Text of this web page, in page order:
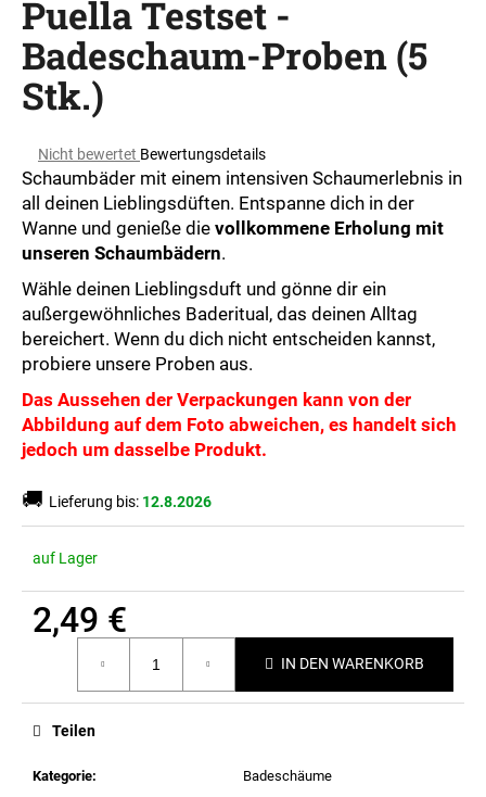
Puella Testset -
Badeschaum-Proben (5
Stk.)
Die
durchschnittliche
Produktbewertung
ist
0,0
von
Sternen.
Nicht bewertet Bewertungsdetails
Schaumbäder mit einem intensiven Schaumerlebnis in
all deinen Lieblingsdüften. Entspanne dich in der
Wanne und genieße die vollkommene Erholung mit
unseren Schaumbädern.
Wähle deinen Lieblingsduft und gönne dir ein
außergewöhnliches Baderitual, das deinen Alltag
bereichert. Wenn du dich nicht entscheiden kannst,
probiere unsere Proben aus.
Das Aussehen der Verpackungen kann von der
Abbildung auf dem Foto abweichen, es handelt sich
jedoch um dasselbe Produkt.
🚚 Lieferung bis: 12.8.2026
auf Lager
2,49 €
IN DEN WARENKORB
Kategorie: Badeschäume
Teilen
W
i
r
e
p
f
e
h
l
e
n